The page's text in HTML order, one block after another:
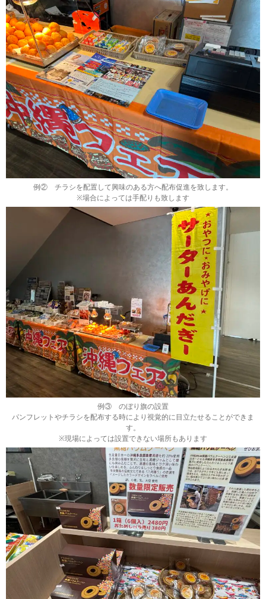
例② チラシを配置して興味のある方へ配布促進を致します。
※場合によっては手配りも致します
例③ のぼり旗の設置
パンフレットやチラシを配布する時により視覚的に目立たせることができま
す。
※現場によっては設置できない場所もあります